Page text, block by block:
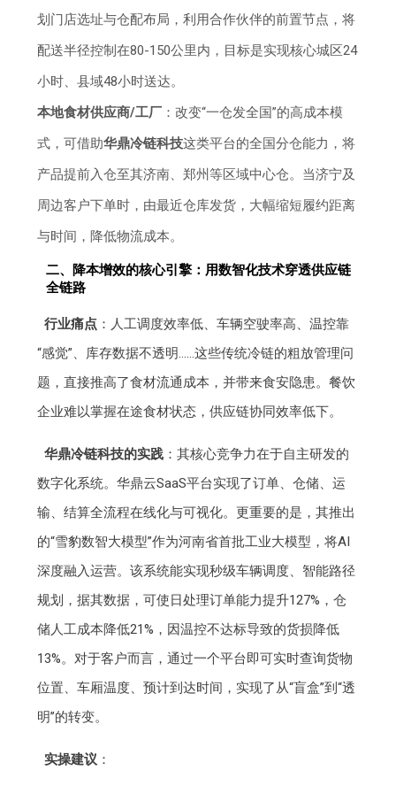
划门店选址与仓配布局，利用合作伙伴的前置节点，将
配送半径控制在80-150公里内，目标是实现核心城区24
小时、县域48小时送达。
本地食材供应商/工厂 ：改变“一仓发全国”的高成本模
式，可借助华鼎冷链科技这类平台的全国分仓能力，将
产品提前入仓至其济南、郑州等区域中心仓。当济宁及
周边客户下单时，由最近仓库发货，大幅缩短履约距离
与时间，降低物流成本。
二、降本增效的核心引擎：用数智化技术穿透供应链
全链路
行业痛点：人工调度效率低、车辆空驶率高、温控靠
“感觉”、库存数据不透明……这些传统冷链的粗放管理问
题，直接推高了食材流通成本，并带来食安隐患。餐饮
企业难以掌握在途食材状态，供应链协同效率低下。
华鼎冷链科技的实践：其核心竞争力在于自主研发的
数字化系统。华鼎云SaaS平台实现了订单、仓储、运
输、结算全流程在线化与可视化。更重要的是，其推出
的“雪豹数智大模型”作为河南省首批工业大模型，将AI
深度融入运营。该系统能实现秒级车辆调度、智能路径
规划，据其数据，可使日处理订单能力提升127%，仓
储人工成本降低21%，因温控不达标导致的货损降低
13%。对于客户而言，通过一个平台即可实时查询货物
位置、车厢温度、预计到达时间，实现了从“盲盒”到“透
明”的转变。
实操建议 ：